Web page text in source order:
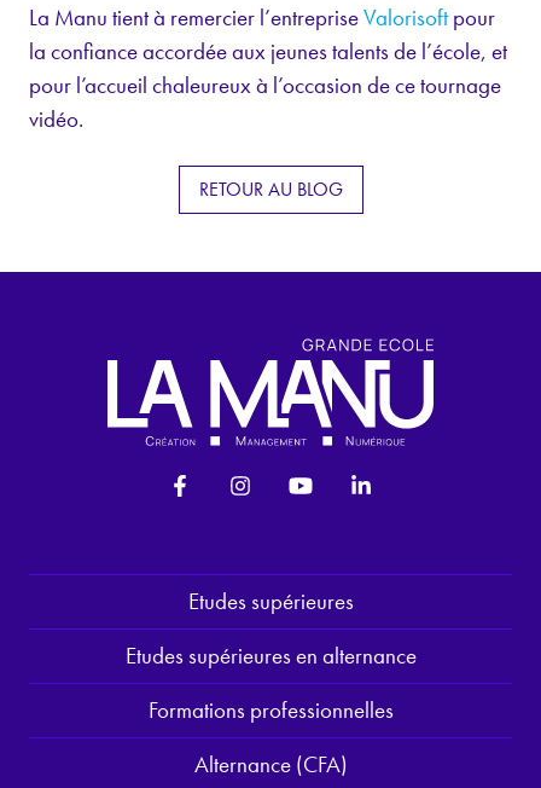
La Manu tient à remercier l’entrepriseValorisoft pour
la confiance accordée aux jeunes talents de l’école, et
pour l’accueil chaleureux à l’occasion de ce tournage
vidéo.
RETOUR AU BLOG
Etudes supérieures
Etudes supérieures en alternance
Formations professionnelles
Alternance (CFA)